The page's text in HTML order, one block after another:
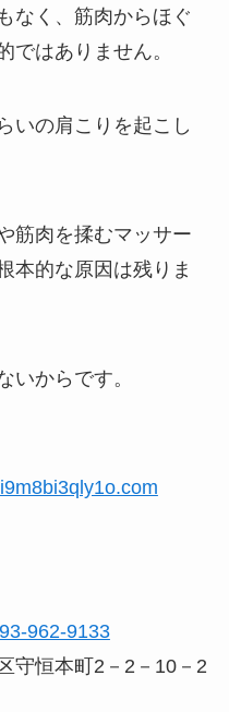
なく、筋肉からほぐ
ではありません。
いの肩こりを起こし
筋肉を揉むマッサー
本的な原因は残りま
いからです。
962-9133
守恒本町2－2－10－2